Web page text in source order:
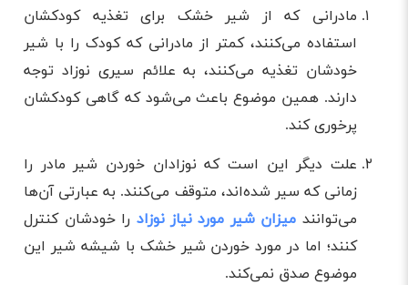
مادرانی که از شیر خشک برای تغذیه کودکشان
استفاده می‌کنند، کمتر از مادرانی که کودک را با شیر
خودشان تغذیه می‌کنند، به علائم سیری نوزاد توجه
دارند. همین موضوع باعث می‌شود که گاهی کودکشان
پرخوری کند.
علت دیگر این است که نوزادان خوردن شیر مادر را
زمانی که سیر شده‌اند، متوقف می‌کنند. به عبارتی آن‌ها
می‌توانند میزان شیر مورد نیاز نوزاد را خودشان کنترل
کنند؛ اما در مورد خوردن شیر خشک با شیشه شیر این
موضوع صدق نمی‌کند.